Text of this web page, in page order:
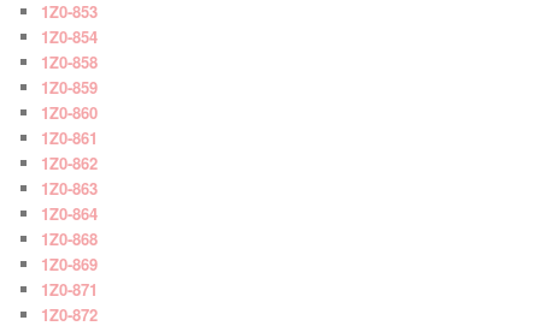
1Z0-853
1Z0-854
1Z0-858
1Z0-859
1Z0-860
1Z0-861
1Z0-862
1Z0-863
1Z0-864
1Z0-868
1Z0-869
1Z0-871
1Z0-872